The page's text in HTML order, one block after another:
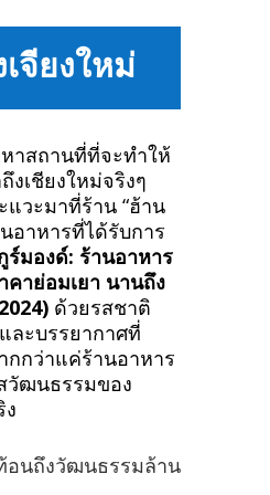
จียงใหม่
าสถานที่ที่จะทำให้
เชียงใหม่จริงๆ
วะมาที่ร้าน “ฮ้าน
อาหารที่ได้รับการ
ร์มองด์: ร้านอาหาร
าย่อมเยา นานถึง
ด้วยรสชาติ
ละบรรยากาศที่
กกว่าแค่ร้านอาหาร
วัฒนธรรมของ
อนถึงวัฒนธรรมล้าน